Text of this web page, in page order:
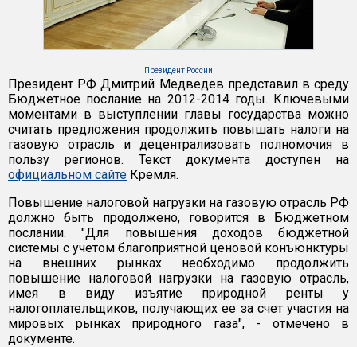
Президент России
Президент РФ Дмитрий Медведев представил в среду
Бюджетное послание на 2012-2014 годы. Ключевыми
моментами в выступлении главы государства можно
считать предложения продолжить повышать налоги на
газовую отрасль и децентрализовать полномочия в
пользу регионов. Текст документа доступен на
официальном сайте Кремля.
Повышение налоговой нагрузки на газовую отрасль РФ
должно быть продолжено, говорится в Бюджетном
послании. "Для повышения доходов бюджетной
системы с учетом благоприятной ценовой конъюнктуры
на внешних рынках необходимо продолжить
повышение налоговой нагрузки на газовую отрасль,
имея в виду изъятие природной ренты у
налогоплательщиков, получающих ее за счет участия на
мировых рынках природного газа", - отмечено в
документе.